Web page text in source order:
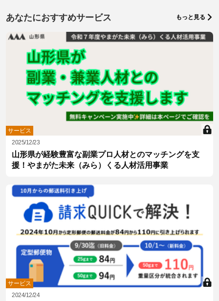
あなたにおすすめサービス もっと見る
サービス
2025/12/23
山形県が経験豊富な副業プロ人材とのマッチングを支
援！やまがた未来（みら）くる人材活用事業
サービス
2024/12/24